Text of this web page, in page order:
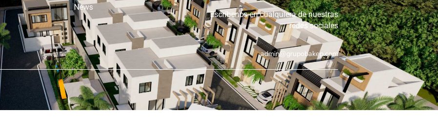
News
Escríbenos en cualquiera de nuestras
redes sociales
admin@grupobakep.com